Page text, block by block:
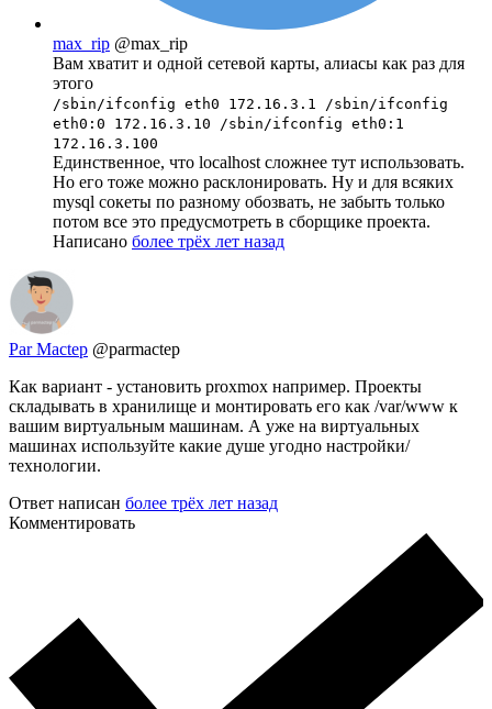
max_rip @max_rip
Вам хватит и одной сетевой карты, алиасы как раз для
этого
/sbin/ifconfig eth0 172.16.3.1 /sbin/ifconfig
eth0:0 172.16.3.10 /sbin/ifconfig eth0:1
172.16.3.100
Единственное, что localhost сложнее тут использовать.
Но его тоже можно расклонировать. Ну и для всяких
mysql сокеты по разному обозвать, не забыть только
потом все это предусмотреть в сборщике проекта.
Написано более трёх лет назад
Par Mactep @parmactep
Как вариант - установить proxmox например. Проекты
складывать в хранилище и монтировать его как /var/www к
вашим виртуальным машинам. А уже на виртуальных
машинах используйте какие душе угодно настройки/
технологии.
Ответ написан более трёх лет назад
Комментировать